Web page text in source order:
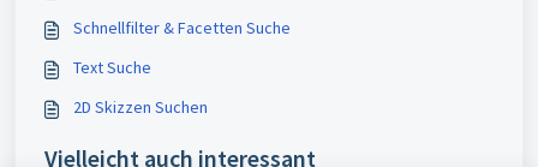
Schnellfilter & Facetten Suche
Text Suche
2D Skizzen Suchen
Vielleicht auch interessant